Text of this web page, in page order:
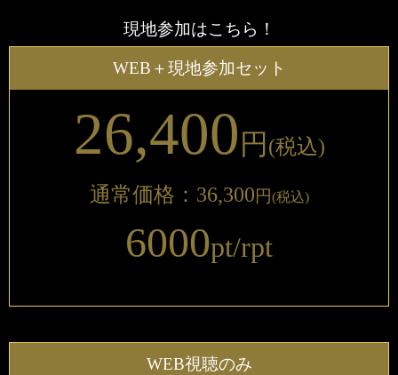
現地参加はこちら！
WEB＋現地参加セット
26,400 円 (税込)
通常価格：36,300円(税込)
6000pt/rpt
WEB視聴のみ